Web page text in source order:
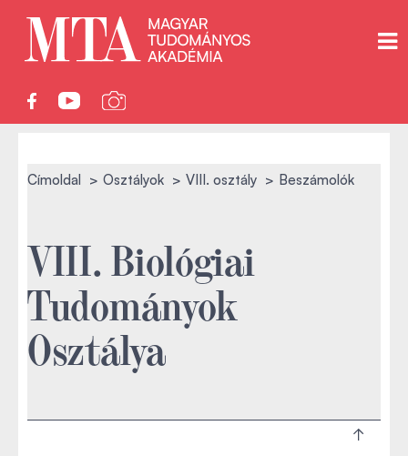
Címoldal Osztályok VIII. osztály Beszámolók
VIII. Biológiai
Tudományok
Osztálya